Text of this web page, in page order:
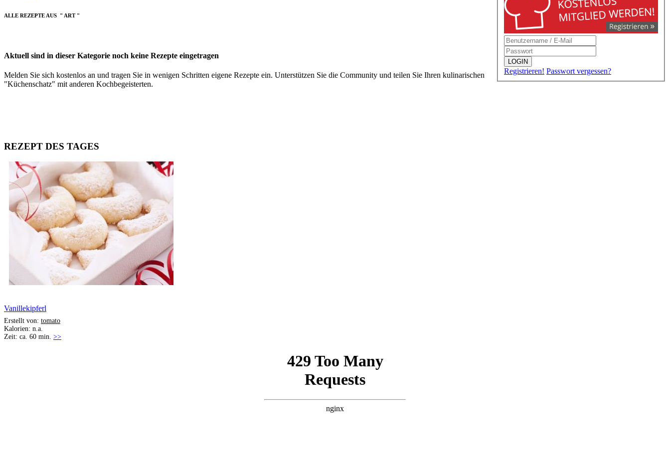
LOGIN
Registrieren! Passwort vergessen?
ALLE REZEPTE AUS " ART "
Aktuell sind in dieser Kategorie noch keine Rezepte eingetragen
Melden Sie sich kostenlos an und tragen Sie in wenigen Schritten eigene Rezepte ein. Unterstützen Sie die Community und teilen Sie Ihren kulinarischen
"Küchenschatz" mit anderen Kochbegeisterten.
REZEPT DES TAGES
Vanillekipferl
Erstellt von: tomato
Kalorien: n.a.
Zeit: ca. 60 min. >>